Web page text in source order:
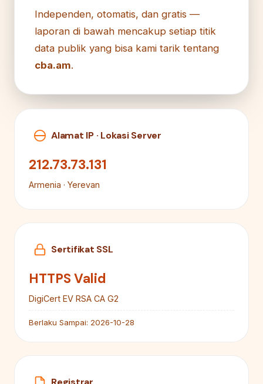
Independen, otomatis, dan gratis —
laporan di bawah mencakup setiap titik
data publik yang bisa kami tarik tentang
cba.am.
Alamat IP · Lokasi Server
212.73.73.131
Armenia · Yerevan
Sertifikat SSL
HTTPS Valid
DigiCert EV RSA CA G2
Berlaku Sampai: 2026-10-28